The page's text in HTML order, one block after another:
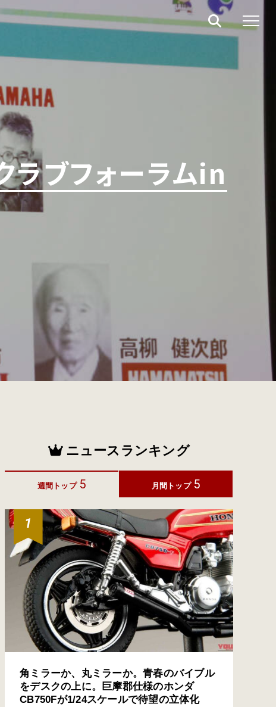
ラブフォーラムin
ニュースランキング
週間トップ 5 月間トップ 5
角ミラーか、丸ミラーか。青春のバイブル
をデスクの上に。巨摩郡仕様のホンダ
CB750Fが1/24スケールで待望の立体化